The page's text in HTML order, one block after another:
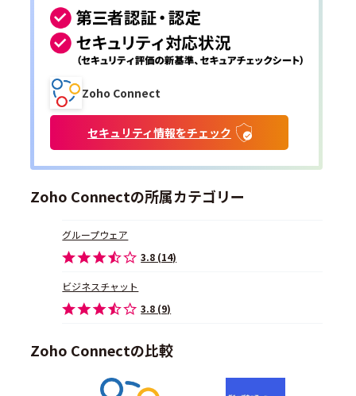
Zoho Connect
セキュリティ情報をチェック
Zoho Connectの所属カテゴリー
グループウェア
3.8 (14)
ビジネスチャット
3.8 (9)
Zoho Connectの比較